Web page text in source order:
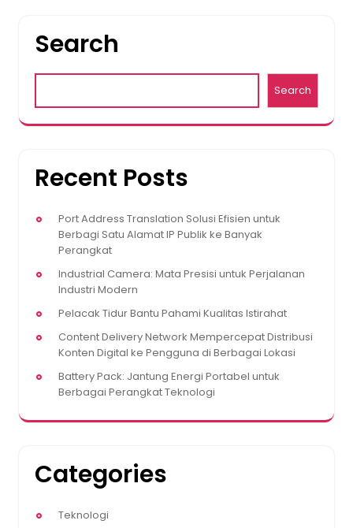
Search
Search
Recent Posts
Port Address Translation Solusi Efisien untuk
Berbagi Satu Alamat IP Publik ke Banyak
Perangkat
Industrial Camera: Mata Presisi untuk Perjalanan
Industri Modern
Pelacak Tidur Bantu Pahami Kualitas Istirahat
Content Delivery Network Mempercepat Distribusi
Konten Digital ke Pengguna di Berbagai Lokasi
Battery Pack: Jantung Energi Portabel untuk
Berbagai Perangkat Teknologi
Categories
Teknologi